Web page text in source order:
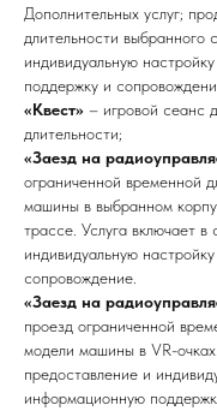
Дополнительных услуг;
длительности выбранного
индивидуальную
поддержку и
«Квест» – игровой сеанс
длительности;
«Заезд на
ограниченной временной
машины в выбранном
трассе. Услуга включает в
индивидуальную
сопровождение.
«Заезд на
проезд ограниченной
модели машины в VR-
предоставление и
информационную